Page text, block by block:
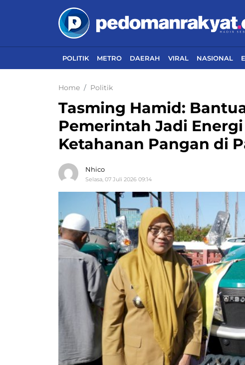
POLITIK METRO DAERAH VIRAL NASIONAL
Home Politik
Tasming Hamid:
Pemerintah Jadi
Ketahanan Pangan di
Nhico
Selasa, 07 Juli 2026 09:14